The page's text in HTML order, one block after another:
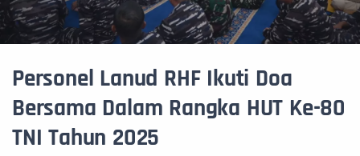
Personel Lanud RHF Ikuti Doa
Bersama Dalam Rangka HUT Ke-80
TNI Tahun 2025